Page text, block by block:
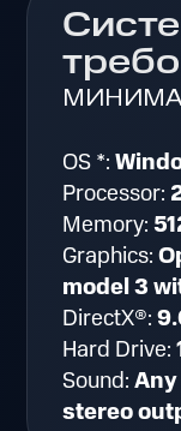
OS *:
Processor:
Memory:
Graphics:
model 3
DirectX®:
Hard Drive:
Sound:
stereo